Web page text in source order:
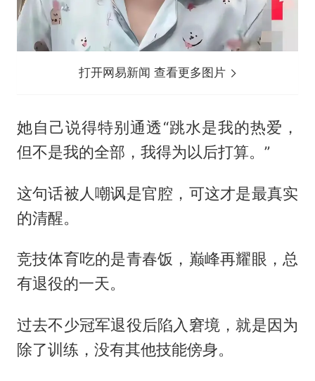
打开网易新闻 查看更多图片
她自己说得特别通透“跳水是我的热爱，
但不是我的全部，我得为以后打算。”
这句话被人嘲讽是官腔，可这才是最真实
的清醒。
竞技体育吃的是青春饭，巅峰再耀眼，总
有退役的一天。
过去不少冠军退役后陷入窘境，就是因为
除了训练，没有其他技能傍身。